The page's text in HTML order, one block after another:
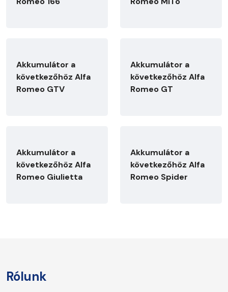
Akkumulátor a
következőhöz Alfa
Romeo GTV
Akkumulátor a
következőhöz Alfa
Romeo GT
Akkumulátor a
következőhöz Alfa
Romeo Giulietta
Akkumulátor a
következőhöz Alfa
Romeo Spider
Rólunk